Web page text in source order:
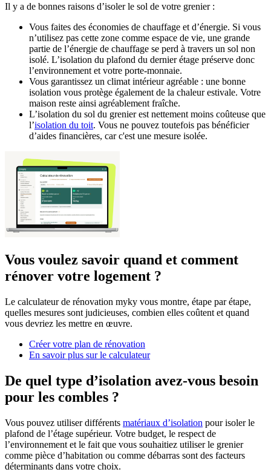
Il y a de bonnes raisons d’isoler le sol de votre grenier :
Vous faites des économies de chauffage et d’énergie. Si vous
n’utilisez pas cette zone comme espace de vie, une grande
partie de l’énergie de chauffage se perd à travers un sol non
isolé. L’isolation du plafond du dernier étage préserve donc
l’environnement et votre porte-monnaie.
Vous garantissez un climat intérieur agréable : une bonne
isolation vous protège également de la chaleur estivale. Votre
maison reste ainsi agréablement fraîche.
L’isolation du sol du grenier est nettement moins coûteuse que
l’isolation du toit. Vous ne pouvez toutefois pas bénéficier
d’aides financières, car c'est une mesure isolée.
Vous voulez savoir quand et comment
rénover votre logement ?
Le calculateur de rénovation myky vous montre, étape par étape,
quelles mesures sont judicieuses, combien elles coûtent et quand
vous devriez les mettre en œuvre.
Créer votre plan de rénovation
En savoir plus sur le calculateur
De quel type d’isolation avez-vous besoin
pour les combles ?
Vous pouvez utiliser différents matériaux d’isolation pour isoler le
plafond de l’étage supérieur. Votre budget, le respect de
l’environnement et le fait que vous souhaitiez utiliser le grenier
comme pièce d’habitation ou comme débarras sont des facteurs
déterminants dans votre choix.